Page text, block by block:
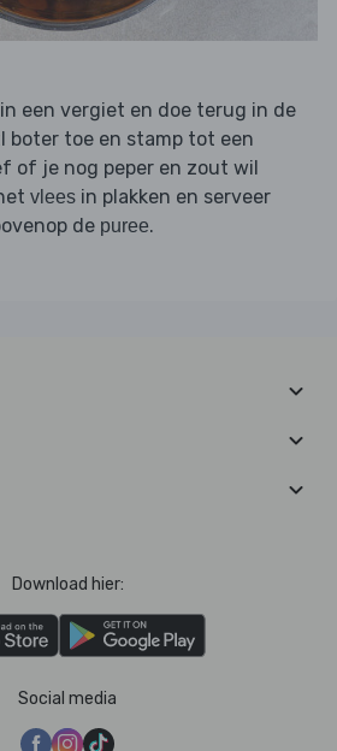
een vergiet en doe terug in de
boter toe en stamp tot een
of je nog peper en zout wil
vlees in plakken en serveer
de puree.
Download hier:
Social media